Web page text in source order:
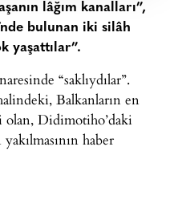
lâğım kanalları”,
bulunan iki silâh
yaşattılar”.
“saklıydılar”.
Balkanların en
olan, Didimotiho’daki
haber